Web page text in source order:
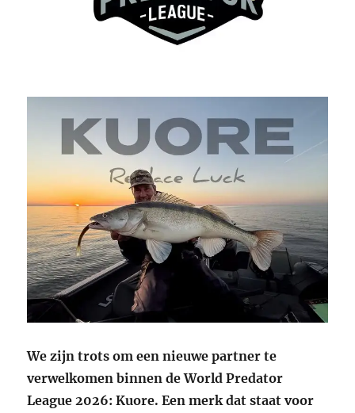
We zijn trots om een nieuwe partner te
verwelkomen binnen de World Predator
League 2026: Kuore. Een merk dat staat voor